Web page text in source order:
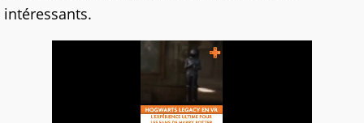
intéressants.